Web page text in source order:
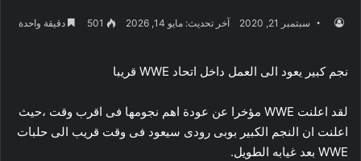
سبتمبر 21, 2020 آخر تحديث: مايو 14, 2026 501 دقيقة واحدة
نجم كبير يعود الى العمل داخل اتحاد WWE قريبا
لقد اعلنت WWE مؤخرا عن عودة اهم نجومها فى اقرب وقت ،حيث
اعلنت ان النجم الكبير بوبى رودى سيعود فى وقت قريب الى حلبات
WWE بعد غيابه الطويل.